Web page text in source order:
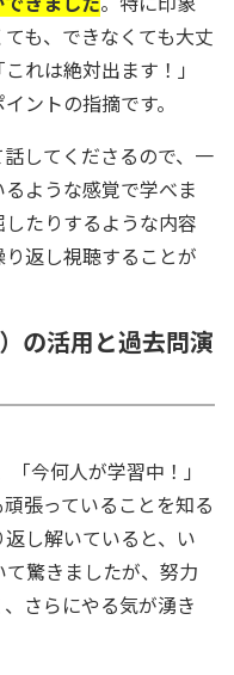
も、できなくても大丈
れは絶対出ます！」
ントの指摘です。
してくださるので、一
ような感覚で学べま
たりするような内容
返し視聴することが
の活用と過去問演
今何人が学習中！」
張っていることを知る
し解いていると、い
驚きましたが、努力
さらにやる気が湧き